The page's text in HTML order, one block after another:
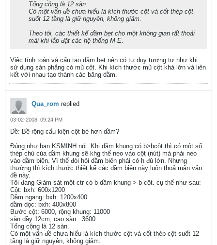
Tổng cộng là 12 sàn.
Có một vấn đề chưa hiểu là kích thước cột và cốt thép cột
suốt 12 tầng là giữ nguyên, không giảm.
Theo tôi, các thiết kế dầm bẹt cho một không gian rất thoải
mái khi lắp đặt các hệ thống M-E.
Việc tính toán và cấu tạo dầm bẹt nên có tư duy tương tự như khi
sử dụng sàn phẳng có mũ cột. Khi kích thước mũ cột khá lớn và liên
kết với nhau tạo thành các băng dầm.
Qua_rom replied
03-02-2008, 09:24 PM
Ðề: Bề rộng cấu kiện cột bé hơn dầm?
Đúng như bạn KSMINH nói. Khi dầm khung có b>bcột thì có một số
thép chủ của dầm khung sẽ khg thể neo vào cột (nút) mà phải neo
vào dầm biên. Vì thế đòi hỏi dầm biên phải có h đủ lớn. Nhưng
thường thì kích thước thiết kế các dầm biên này luôn thoả mãn vấn
đề này.
Tôi đang Giám sát một ctr có b dầm khung > b cột. cụ thể như sau:
Cột: bxh: 600x1200
Dầm ngang: bxh: 1200x400
dầm dọc: bxh: 400x800
Bước cột: 6000, rộng khung: 11000
sàn dầy:12cm, cao sàn : 3600
Tổng cộng là 12 sàn.
Có một vấn đề chưa hiểu là kích thước cột và cốt thép cột suốt 12
tầng là giữ nguyên, không giảm.